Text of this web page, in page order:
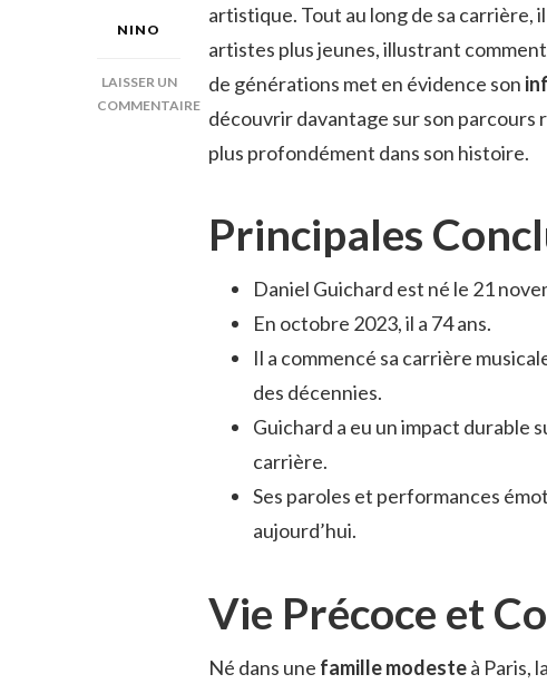
NINO
LAISSER UN
COMMENTAIRE
artistique. Tout au long de sa carrière, il
artistes plus jeunes, illustrant
de générations met en évidence son
découvrir davantage sur son parcours
plus profondément dans son histoire.
Principales
Daniel Guichard est né le 21
En octobre 2023, il a 74 ans.
Il a commencé sa carrière
des décennies.
Guichard a eu un impact durable
carrière.
Ses paroles et performances
aujourd’hui.
Vie Précoce et
Né dans une famille modesteà Paris,